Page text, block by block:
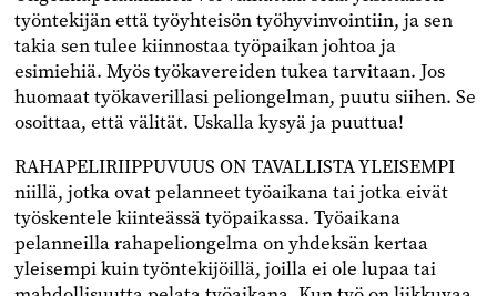
työntekijän että työyhteisön työhyvinvointiin, ja sen
takia sen tulee kiinnostaa työpaikan johtoa ja
esimiehiä. Myös työkavereiden tukea tarvitaan. Jos
huomaat työkaverillasi peliongelman, puutu siihen. Se
osoittaa, että välität. Uskalla kysyä ja puuttua!
RAHAPELIRIIPPUVUUS ON TAVALLISTA YLEISEMPI
niillä, jotka ovat pelanneet työaikana tai jotka eivät
työskentele kiinteässä työpaikassa. Työaikana
pelanneilla rahapeliongelma on yhdeksän kertaa
yleisempi kuin työntekijöillä, joilla ei ole lupaa tai